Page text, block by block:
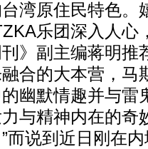
湾原住民特色。
乐团深入人心
》副主编蒋明推
合的大本营，马
幽默情趣并与雷
与精神内在的奇
而说到近日刚在